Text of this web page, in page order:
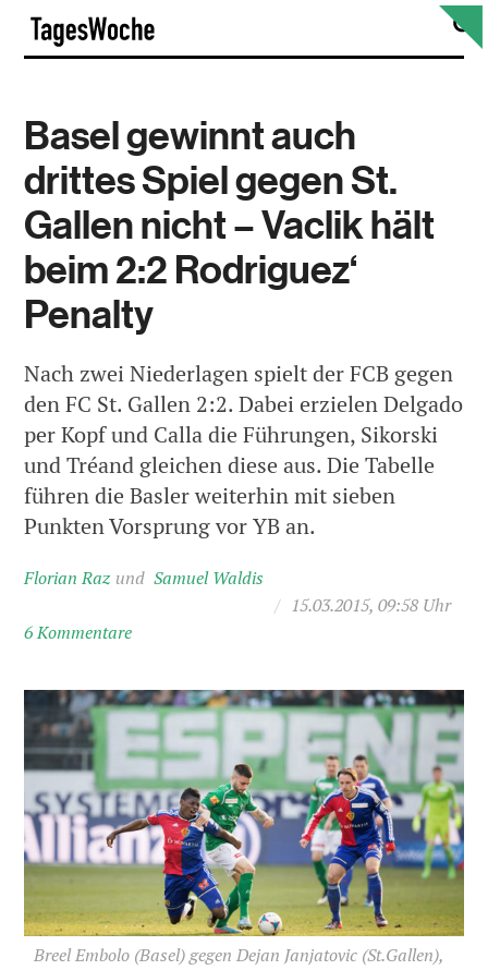
Skip
content
Basel gewinnt auch
drittes Spiel gegen St.
Gallen nicht – Vaclik hält
beim 2:2 Rodriguez‘
Penalty
Nach zwei Niederlagen spielt der FCB gegen
den FC St. Gallen 2:2. Dabei erzielen Delgado
per Kopf und Calla die Führungen, Sikorski
und Tréand gleichen diese aus. Die Tabelle
führen die Basler weiterhin mit sieben
Punkten Vorsprung vor YB an.
Florian Raz
Samuel Waldis
/ 15.03.2015, 09:58 Uhr
6 Kommentare
Breel Embolo (Basel) gegen Dejan Janjatovic (St.Gallen),